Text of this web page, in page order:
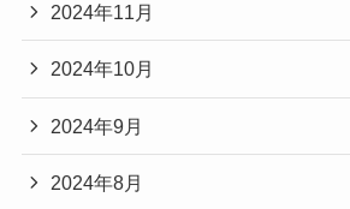
2024年11月
2024年10月
2024年9月
2024年8月